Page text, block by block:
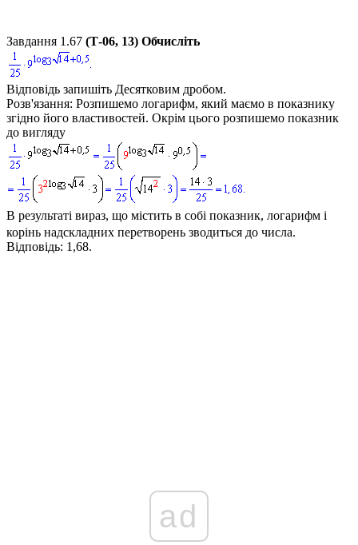
Завдання 1.67 (Т-06, 13) Обчисліть
Відповідь запишіть Десятковим дробом.
Розв'язання: Розпишемо логарифм, який маємо в показнику
згідно його властивостей. Окрім цього розпишемо показник
до вигляду
В результаті вираз, що містить в собі показник, логарифм і
корінь надскладних перетворень зводиться до числа.
Відповідь: 1,68.
ad